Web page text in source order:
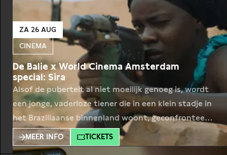
ZA 26 AUG
CINEMA
De Balie x World Cinema Amsterdam
special: Sira
Alsof de puberteit al niet moeilijk genoeg is, wordt
een jonge, vaderloze tiener die in een klein stadje in
het Braziliaanse binnenland woont, geconfronteerd
met een degeneratieve oogziekte die hem
uiteindelijk blind zal maken. Naarmate zijn
MEER INFO TICKETS